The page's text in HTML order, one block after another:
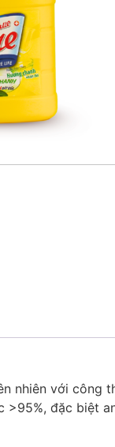
nhiên với công
>95%, đặc biệt